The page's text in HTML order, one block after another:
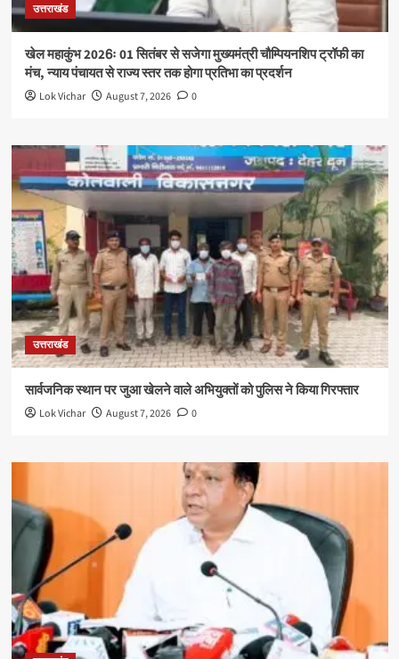
उत्तराखंड
खेल महाकुंभ 2026ः 01 सितंबर से सजेगा मुख्यमंत्री चौम्पियनशिप ट्रॉफी का
मंच, न्याय पंचायत से राज्य स्तर तक होगा प्रतिभा का प्रदर्शन
Lok Vichar August 7, 2026 0
उत्तराखंड
सार्वजनिक स्थान पर जुआ खेलने वाले अभियुक्तों को पुलिस ने किया गिरफ्तार
Lok Vichar August 7, 2026 0